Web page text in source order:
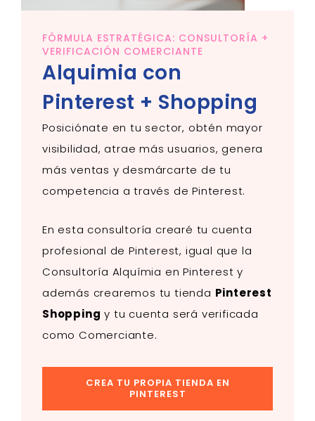
FÓRMULA ESTRATÉGICA: CONSULTORÍA +
VERIFICACIÓN COMERCIANTE
Alquimia con
Pinterest + Shopping
Posiciónate en tu sector, obtén mayor
visibilidad, atrae más usuarios, genera
más ventas y desmárcarte de tu
competencia a través dePinterest.
En esta consultoría crearé tu cuenta
profesional de Pinterest, igual que la
Consultoría Alquímia en Pinterest y
además crearemos tu tienda Pinterest
Shopping y tu cuenta será verificada
como Comerciante.
CREA TU PROPIA TIENDA EN
PINTEREST